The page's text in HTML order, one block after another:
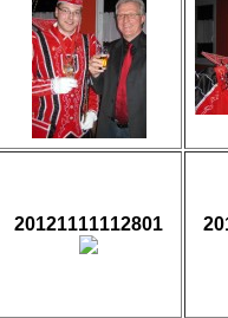
20121111112801